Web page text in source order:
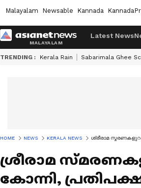
Malayalam Newsable Kannada
Latest News
TRENDING : Kerala Rain Sabarimala Ghee
HOME NEWS KERALA NEWS ശ്രീരാമ
ശ്രീരാമ
കോന്നി,